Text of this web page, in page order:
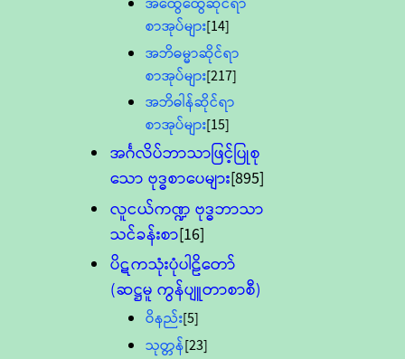
စာအုပ်များ[14]
အဘိဓမ္မာဆိုင်ရာ
စာအုပ်များ[217]
အဘိဓါန်ဆိုင်ရာ
စာအုပ်များ[15]
အင်္ဂလိပ်ဘာသာဖြင့်ပြုစု
သော ဗုဒ္ဓစာပေများ[895]
လူငယ်ကဏ္ဍ ဗုဒ္ဓဘာသာ
သင်ခန်းစာ[16]
ပိဋကသုံးပုံပါဠိတော်
(ဆဋ္ဌမူ ကွန်ပျူတာစာစီ)
ဝိနည်း[5]
သုတ္တန်[23]